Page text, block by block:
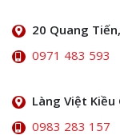
20 Quang
0971 483 593
Làng Việt Kiều
0983 283 157